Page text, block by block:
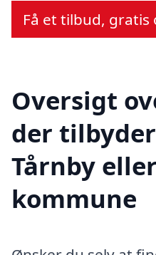
Få et tilbud,
Oversigt
der
Tårnby
kommune